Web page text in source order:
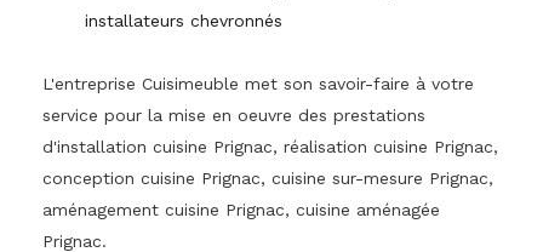
installateurs chevronnés
L'entreprise Cuisimeuble met son savoir-faire à votre
service pour la mise en oeuvre des prestations
d'installation cuisine Prignac, réalisation cuisine Prignac,
conception cuisine Prignac, cuisine sur-mesure Prignac,
aménagement cuisine Prignac, cuisine aménagée
Prignac.